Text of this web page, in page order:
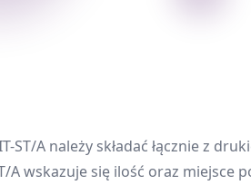
ST/A należy składać łącznie z
A wskazuje się ilość oraz miejsce